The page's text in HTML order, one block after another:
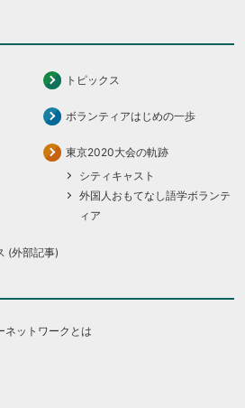
トピックス
ボランティアはじめの一歩
東京2020大会の軌跡
シティキャスト
外国人おもてなし語学ボランテ
ィア
(外部記事)
ネットワークとは